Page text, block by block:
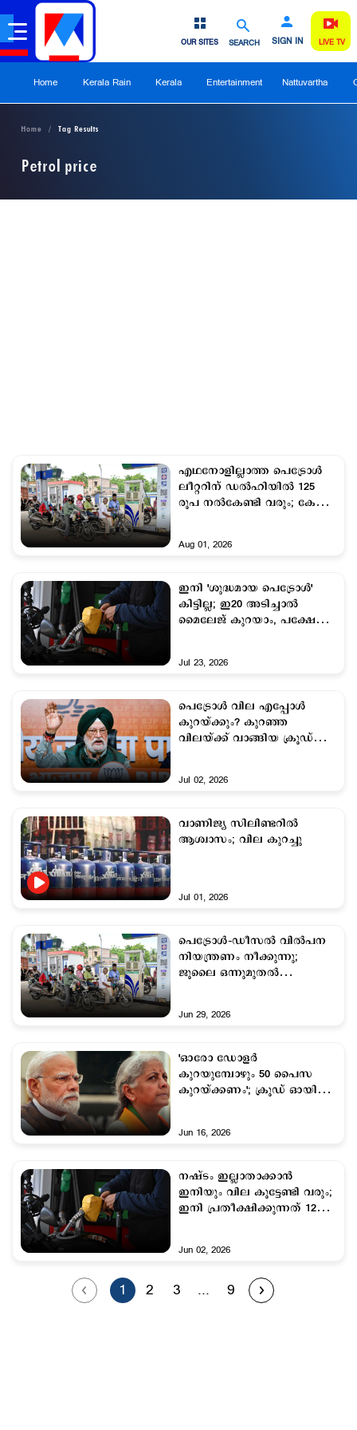
SEARCH SIGN IN
OUR SITES LIVE TV
Home Kerala Rain Kerala Entertainment Nattuvartha
Home Tag Results
Petrol price
എഥനോളില്ലാത്ത പെട്രോള്‍
ലീറ്ററിന് ഡല്‍ഹിയില്‍ 125
രൂപ നല്‍കേണ്ടി വരും; കേന്ദ്ര
Aug 01, 2026
ഇനി 'ശുദ്ധമായ പെട്രോള്‍'
കിട്ടില്ല; ഇ20 അടിച്ചാല്‍
മൈലേജ് കുറയാം, പക്ഷേ
Jul 23, 2026
പെട്രോള്‍ വില എപ്പോള്‍
കുറയ്ക്കും? കുറഞ്ഞ
വിലയ്ക്ക് വാങ്ങിയ ക്രൂഡ്
Jul 02, 2026
വാണിജ്യ സിലിണ്ടറില്‍
ആശ്വാസം; വില കുറച്ചു
Jul 01, 2026
പെട്രോള്‍–ഡീസല്‍ വില്‍പന
നിയന്ത്രണം നീക്കുന്നു;
ജൂലൈ ഒന്നുമുതല്‍
Jun 29, 2026
'ഓരോ ഡോളര്‍
കുറയുമ്പോഴും 50 പൈസ
കുറയ്ക്കണം'; ക്രൂഡ് ഓയില്‍
Jun 16, 2026
നഷ്ടം ഇല്ലാതാക്കാന്‍
ഇനിയും വില കൂട്ടേണ്ടി വരും;
ഇനി പ്രതീക്ഷിക്കുന്നത് 12
Jun 02, 2026
1 2 3 ... 9